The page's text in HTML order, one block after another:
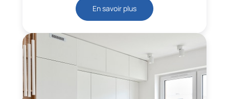
En savoir plus